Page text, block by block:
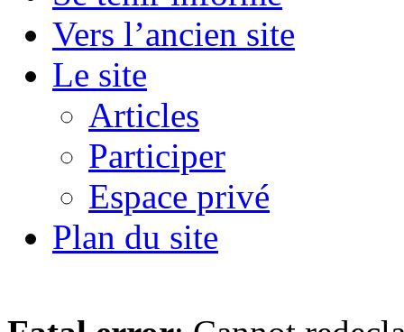
Vers l’ancien site
Le site
Articles
Participer
Espace privé
Plan du site